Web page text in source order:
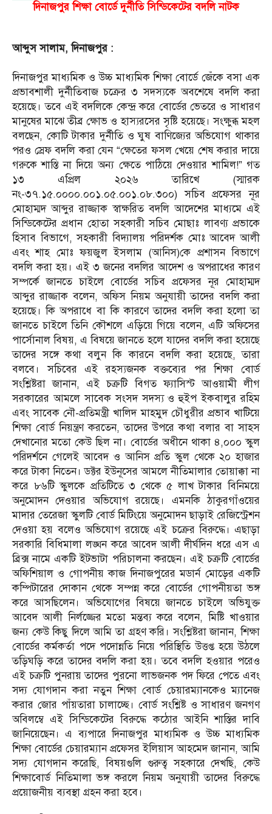
দিনাজপুর শিক্ষা বোর্ডে দুর্নীতি সিন্ডিকেটের বদলি নাটক
আব্দুস সালাম, দিনাজপুর :
দিনাজপুর মাধ্যমিক ও উচ্চ মাধ্যমিক শিক্ষা বোর্ডে জেঁকে বসা এক
প্রভাবশালী দুর্নীতিবাজ চক্রের ৩ সদস্যকে অবশেষে বদলি করা
হয়েছে। তবে এই বদলিকে কেন্দ্র করে বোর্ডের ভেতরে ও সাধারণ
মানুষের মাঝে তীব্র ক্ষোভ ও হাস্যরসের সৃষ্টি হয়েছে। সংক্ষুব্ধ মহল
বলছেন, কোটি টাকার দুর্নীতি ও ঘুষ বাণিজ্যের অভিযোগ থাকার
পরও স্রেফ বদলি করা যেন “ক্ষেতের ফসল খেয়ে শেষ করার দায়ে
গরুকে শাস্তি না দিয়ে অন্য ক্ষেতে পাঠিয়ে দেওয়ার শামিল!” গত
১৩ এপ্রিল ২০২৬ তারিখে (স্মারক
নং-৩৭.১৫.০০০০.০০১.০৫.০০১.০৮.৩০০) সচিব প্রফেসর নূর
মোহাম্মদ আব্দুর রাজ্জাক স্বাক্ষরিত বদলি আদেশের মাধ্যমে এই
সিন্ডিকেটের প্রধান হোতা সহকারী সচিব মোছাঃ লাবণ্য প্রভাকে
হিসাব বিভাগে, সহকারী বিদ্যালয় পরিদর্শক মোঃ আবেদ আলী
এবং শাহ মোঃ ফয়জুল ইসলাম (আনিস)কে প্রশাসন বিভাগে
বদলি করা হয়। এই ৩ জনের বদলির আদেশ ও অপরাধের কারণ
সম্পর্কে জানতে চাইলে বোর্ডের সচিব প্রফেসর নূর মোহাম্মদ
আব্দুর রাজ্জাক বলেন, অফিস নিয়ম অনুযায়ী তাদের বদলি করা
হয়েছে। কি অপরাধে বা কি কারণে তাদের বদলি করা হলো তা
জানতে চাইলে তিনি কৌশলে এড়িয়ে গিয়ে বলেন, এটি অফিসের
পার্সোনাল বিষয়, এ বিষয়ে জানতে হলে যাদের বদলি করা হয়েছে
তাদের সঙ্গে কথা বলুন কি কারনে বদলি করা হয়েছে, তারা
বলবে। সচিবের এই রহস্যজনক বক্তব্যের পর শিক্ষা বোর্ড
সংশ্লিষ্টরা জানান, এই চক্রটি বিগত ফ্যাসিস্ট আওয়ামী লীগ
সরকারের আমলে সাবেক সংসদ সদস্য ও হুইপ ইকবালুর রহিম
এবং সাবেক নৌ-প্রতিমন্ত্রী খালিদ মাহমুদ চৌধুরীর প্রভাব খাটিয়ে
শিক্ষা বোর্ড নিয়ন্ত্রণ করতেন, তাদের উপরে কথা বলার বা সাহস
দেখানোর মতো কেউ ছিল না। বোর্ডের অধীনে থাকা ৪,০০০ স্কুল
পরিদর্শনে গেলেই আবেদ ও আনিস প্রতি স্কুল থেকে ২০ হাজার
করে টাকা নিতেন। ডক্টর ইউনূসের আমলে নীতিমালার তোয়াক্কা না
করে ৮৬টি স্কুলকে প্রতিটিতে ৩ থেকে ৫ লাখ টাকার বিনিময়ে
অনুমোদন দেওয়ার অভিযোগ রয়েছে। এমনকি ঠাকুরগাঁওয়ের
মাদার তেরেজা স্কুলটি বোর্ড মিটিংয়ে অনুমোদন ছাড়াই রেজিস্ট্রেশন
দেওয়া হয় বলেও অভিযোগ রয়েছে এই চক্রের বিরুদ্ধে। এছাড়া
সরকারি বিধিমালা লঙ্ঘন করে আবেদ আলী দীর্ঘদিন ধরে এস এ
ব্রিক্স নামে একটি ইটভাটা পরিচালনা করছেন। এই চক্রটি বোর্ডের
অফিশিয়াল ও গোপনীয় কাজ দিনাজপুরের মডার্ন মোড়ের একটি
কম্পিটারের দোকান থেকে সম্পন্ন করে বোর্ডের গোপনীয়তা ভঙ্গ
করে আসছিলেন। অভিযোগের বিষয়ে জানতে চাইলে অভিযুক্ত
আবেদ আলী নির্লজ্জের মতো মন্তব্য করে বলেন, মিষ্টি খাওয়ার
জন্য কেউ কিছু দিলে আমি তা গ্রহণ করি। সংশ্লিষ্টরা জানান, শিক্ষা
বোর্ডের কর্মকর্তা পদে পদোন্নতি নিয়ে পরিস্থিতি উত্তপ্ত হয়ে উঠলে
তড়িঘড়ি করে তাদের বদলি করা হয়। তবে বদলি হওয়ার পরেও
এই চক্রটি পুনরায় তাদের পুরনো লাভজনক পদ ফিরে পেতে এবং
সদ্য যোগদান করা নতুন শিক্ষা বোর্ড চেয়ারম্যানকেও ম্যানেজ
করার জোর পাঁয়তারা চালাচ্ছে। বোর্ড সংশ্লিষ্ট ও সাধারণ জনগণ
অবিলম্বে এই সিন্ডিকেটের বিরুদ্ধে কঠোর আইনি শাস্তির দাবি
জানিয়েছেন। এ ব্যপারে দিনাজপুর মাধ্যমিক ও উচ্চ মাধ্যমিক
শিক্ষা বোর্ডের চেয়ারম্যান প্রফেসর ইলিয়াস আহমেদ জানান, আমি
সদ্য যোগদান করেছি, বিষয়গুলি গুরুত্ব সহকারে দেখছি, কেউ
শিক্ষাবোর্ড নিতিমালা ভঙ্গ করলে নিয়ম অনুযায়ী তাদের বিরুদ্ধে
প্রয়োজনীয় ব্যবস্থা গ্রহন করা হবে।